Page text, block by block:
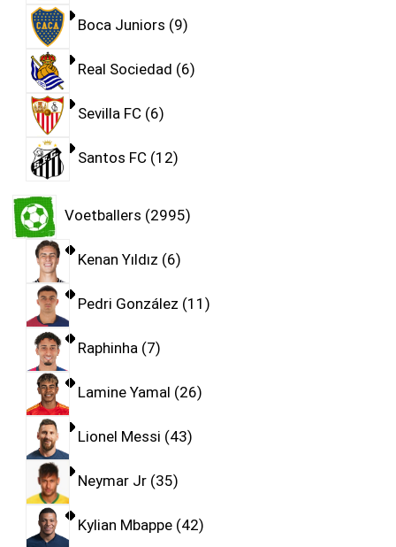
Boca Juniors 9
Real Sociedad 6
Sevilla FC 6
Santos FC 12
Voetballers 2995
Kenan Yıldız 6
Pedri González 11
Raphinha 7
Lamine Yamal 26
Lionel Messi 43
Neymar Jr 35
Kylian Mbappe 42